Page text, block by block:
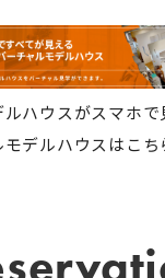
ルハウスがスマホ
デルハウスはこち